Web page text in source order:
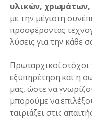
υλικών, χρωμάτων,
με την μέγιστη
προσφέροντας
λύσεις για την κάθε
Πρωταρχικοί στόχοι
εξυπηρέτηση και η
μας, ώστε να
μπορούμε να
ταιριάζει στις